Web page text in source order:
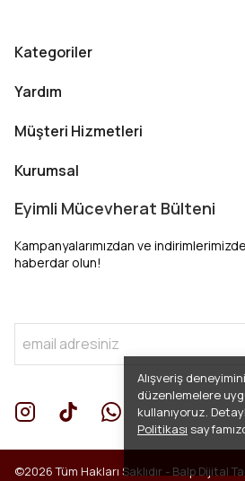
Alışveriş
düzenlemelere
kullanıyoruz.
Politikası
Kategoriler
Yardım
Müşteri Hizmetleri
Kurumsal
Eyimli Mücevherat Bülteni
Kampanyalarımızdan ve
haberdar olun!
©2026 Tüm Hakları Saklıdır - Balp Dijital